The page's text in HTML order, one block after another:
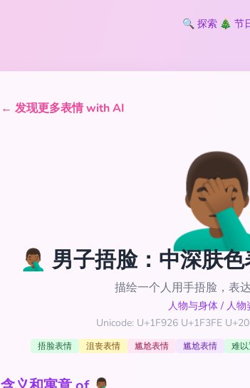
🔍 探索 🎄 节
← 发现更多表情 with AI
🤦🏾‍♂️ 男子捂脸：中深肤
描绘一个人用手捂脸，表
人物与身体 / 人物
Unicode: U+1F926 U+1F3FE
捂脸表情 沮丧表情 尴尬表情 尴尬表情 难